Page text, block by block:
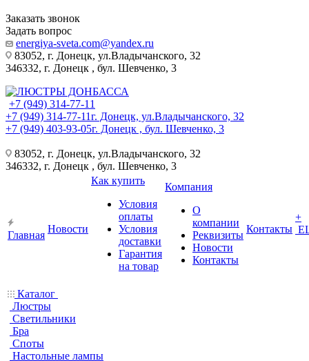
Заказать звонок
Задать вопрос
energiya-sveta.com@yandex.ru
83052, г. Донецк, ул.Владычанского, 32
346332, г. Донецк , бул. Шевченко, 3
+7 (949) 314-77-11
+7 (949) 314-77-11г. Донецк, ул.Владычанского, 32
+7 (949) 403-93-05г. Донецк , бул. Шевченко, 3
83052, г. Донецк, ул.Владычанского, 32
346332, г. Донецк , бул. Шевченко, 3
Главная
Новости
Как купить
Условия
оплаты
Условия
доставки
Гарантия
на товар
Компания
О
компании
Реквизиты
Новости
Контакты
Контакты
+
Каталог
Люстры
Светильники
Бра
Споты
Настольные лампы